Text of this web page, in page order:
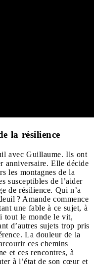
la résilience
avec Guillaume. Ils ont
anniversaire. Elle décide
les montagnes de la
susceptibles de l’aider
de résilience. Qui n’a
? Amande commence
une fable à ce sujet, à
tout le monde le vit,
d’autres sujets trop pris
La douleur de la
ces chemins
et ces rencontres, à
à l’état de son cœur et